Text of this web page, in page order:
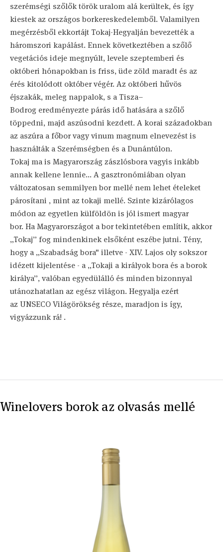
szerémségi szőlők török uralom alá kerültek, és így
kiestek az országos borkereskedelemből. Valamilyen
megérzésből ekkortájt Tokaj-Hegyalján bevezették a
háromszori kapálást. Ennek következtében a szőlő
vegetációs ideje megnyúlt, levele szeptemberi és
októberi hónapokban is friss, üde zöld maradt és az
érés kitolódott október végér. Az októberi hűvös
éjszakák, meleg nappalok, s a Tisza–
Bodrog eredményezte párás idő hatására a szőlő
töppedni, majd aszúsodni kezdett. A korai századokban
az aszúra a főbor vagy vinum magnum elnevezést is
használták a Szerémségben és a Dunántúlon.
Tokaj ma is Magyarország zászlósbora vagyis inkább
annak kellene lennie... A gasztronómiában olyan
változatosan semmilyen bor mellé nem lehet ételeket
párosítani , mint az tokaji mellé. Szinte kizárólagos
módon az egyetlen külföldön is jól ismert magyar
bor. Ha Magyarországot a bor tekintetében említik, akkor
„Tokaj” fog mindenkinek elsőként eszébe jutni. Tény,
hogy a „Szabadság bora" illetve - XIV. Lajos oly sokszor
idézett kijelentése - a „Tokaji a királyok bora és a borok
királya”, valóban egyedülálló és minden bizonnyal
utánozhatatlan az egész világon. Hegyalja ezért
az UNSECO Világörökség része, maradjon is így,
vigyázzunk rá! .
Winelovers borok az olvasás mellé